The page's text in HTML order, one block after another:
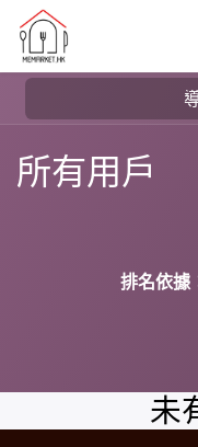
跳至內容
所有用戶
排名依據
未